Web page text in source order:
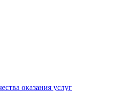
оказания услуг